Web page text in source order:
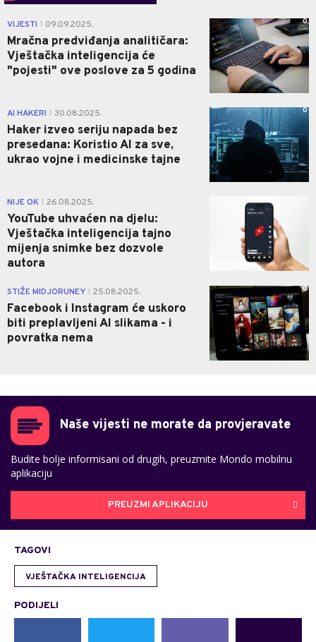
VIJESTI 09.09.2025.
Mračna predviđanja analitičara:
Vještačka inteligencija će
"pojesti" ove poslove za 5 godina
0
AI HAKERI 30.08.2025.
Haker izveo seriju napada bez
presedana: Koristio AI za sve,
ukrao vojne i medicinske tajne
0
NIJE OK 26.08.2025.
YouTube uhvaćen na djelu:
Vještačka inteligencija tajno
mijenja snimke bez dozvole
autora
STIŽE MIDJORUNEY 25.08.2025.
Facebook i Instagram će uskoro
biti preplavljeni AI slikama - i
povratka nema
0
Naše vijesti ne morate da provjeravate
Budite bolje informisani od drugih, preuzmite Mondo mobilnu
aplikaciju
PREUZMI APLIKACIJU
TAGOVI
VJEŠTAČKA INTELIGENCIJA
PODIJELI